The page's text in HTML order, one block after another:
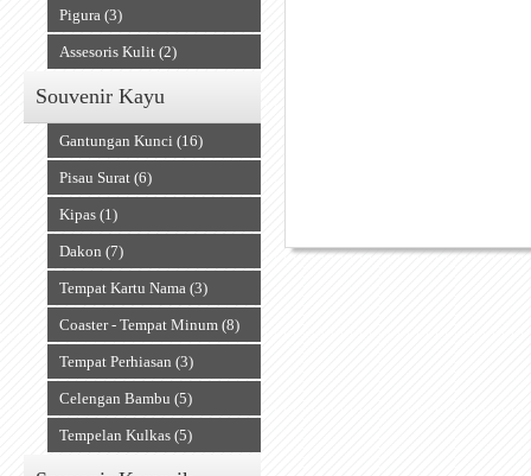
Pigura (3)
Assesoris Kulit (2)
Souvenir Kayu
Gantungan Kunci (16)
Pisau Surat (6)
Kipas (1)
Dakon (7)
Tempat Kartu Nama (3)
Coaster - Tempat Minum (8)
Tempat Perhiasan (3)
Celengan Bambu (5)
Tempelan Kulkas (5)